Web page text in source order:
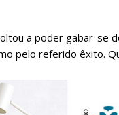
a poder gabar-se
pelo referido êxito.